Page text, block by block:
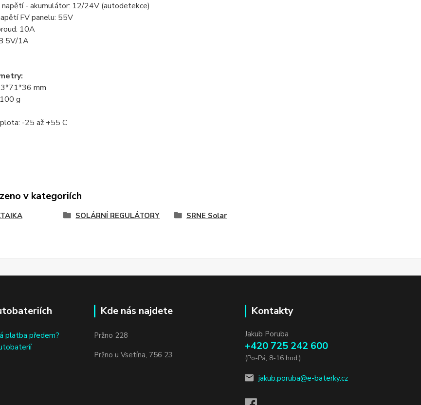
- akumulátor: 12/24V (autodetekce)
FV panelu: 55V
10A
5V/1A
mm
g
-25 až +55 C
v kategoriích
SOLÁRNÍ REGULÁTORY SRNE Solar
platba předem?
Kde nás najdete
Pržno 228
Pržno u Vsetína, 756 23
Kontakty
Jakub Poruba
+420 725 242 600
(Po-Pá, 8-16 hod.)
jakub.poruba@e-baterky.cz